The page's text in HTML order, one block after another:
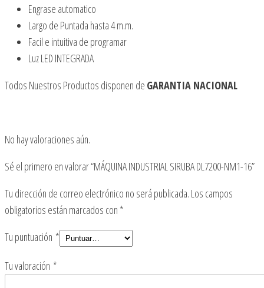
Engrase automatico
Largo de Puntada hasta 4 m.m.
Facil e intuitiva de programar
Luz LED INTEGRADA
Todos Nuestros Productos disponen de GARANTIA NACIONAL
No hay valoraciones aún.
Sé el primero en valorar “MÁQUINA INDUSTRIAL SIRUBA DL7200-NM1-16”
Tu dirección de correo electrónico no será publicada. Los campos
obligatorios están marcados con *
Tu puntuación *
Tu valoración *